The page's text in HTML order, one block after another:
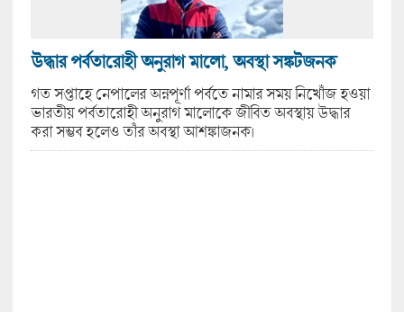
উদ্ধার পর্বতারোহী অনুরাগ মালো, অবস্থা সঙ্কটজনক
গত সপ্তাহে নেপালের অন্নপূর্ণা পর্বতে নামার সময় নিখোঁজ হওয়া
ভারতীয় পর্বতারোহী অনুরাগ মালোকে জীবিত অবস্থায় উদ্ধার
করা সম্ভব হলেও তাঁর অবস্থা আশঙ্কাজনক।